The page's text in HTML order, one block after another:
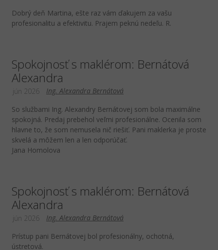
Dobrý deň Martina, ešte raz vám ďakujem za vašu
profesionalitu a efektivitu. Prajem peknú nedeľu. R.
Spokojnosť s maklérom: Bernátová
Alexandra
Ing. Alexandra Bernátová
jún 2026
So službami Ing. Alexandry Bernátovej som bola maximálne
spokojná. Predaj prebehol veľmi profesionálne. Ocenila som
hlavne to, že som nemusela nič riešiť. Pani maklerka je proste
skvelá a môžem len a len odporúčať.
Jana Homolova
Spokojnosť s maklérom: Bernátová
Alexandra
Ing. Alexandra Bernátová
jún 2026
Prístup pani Bernátovej bol profesionálny, ochotná,
ústretová.